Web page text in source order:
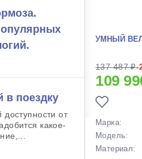
в поездку
от
какое-
УМНЫЙ
137 487 ₽-
109
Марка:
Модель:
Материал: